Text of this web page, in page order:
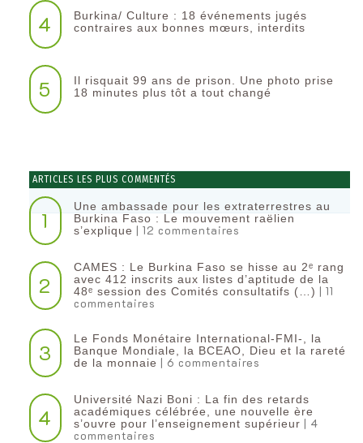
4
Burkina/ Culture : 18 événements jugés
contraires aux bonnes mœurs, interdits
5
Il risquait 99 ans de prison. Une photo prise
18 minutes plus tôt a tout changé
ARTICLES LES PLUS COMMENTÉS
1
Une ambassade pour les extraterrestres au
Burkina Faso : Le mouvement raëlien
s’explique | 12 commentaires
2
CAMES : Le Burkina Faso se hisse au 2ᵉ rang
avec 412 inscrits aux listes d’aptitude de la
48ᵉ session des Comités consultatifs (…) | 11
commentaires
3
Le Fonds Monétaire International-FMI-, la
Banque Mondiale, la BCEAO, Dieu et la rareté
de la monnaie | 6 commentaires
4
Université Nazi Boni : La fin des retards
académiques célébrée, une nouvelle ère
s’ouvre pour l’enseignement supérieur | 4
commentaires